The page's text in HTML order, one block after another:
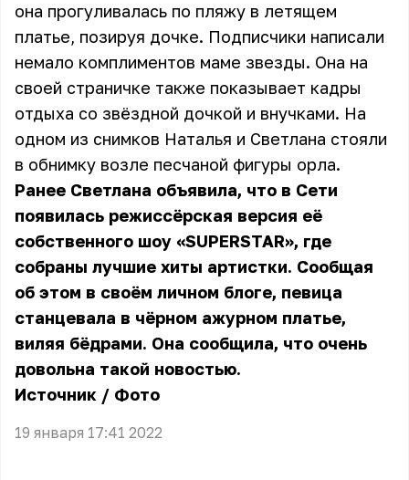
она прогуливалась по пляжу в летящем
платье, позируя дочке. Подписчики написали
немало комплиментов маме звезды. Она на
своей страничке также показывает кадры
отдыха со звёздной дочкой и внучками. На
одном из снимков Наталья и Светлана стояли
в обнимку возле песчаной фигуры орла.
Ранее Светлана объявила, что в Сети
появилась режиссёрская версия её
собственного шоу «SUPERSTAR», где
собраны лучшие хиты артистки. Сообщая
об этом в своём личном блоге, певица
станцевала в чёрном ажурном платье,
виляя бёдрами. Она сообщила, что очень
довольна такой новостью.
Источник / Фото
19 января 17:41 2022